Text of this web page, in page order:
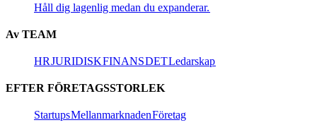
Håll dig lagenlig medan du expanderar.​​
Av TEAM​​
HR​​JURIDISK​​FINANS​​DET​​Ledarskap​​
EFTER FÖRETAGSSTORLEK​​
Startups​​Mellanmarknaden​​Företag​​